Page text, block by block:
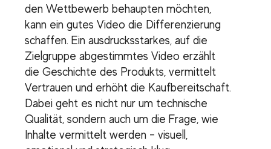
den Wettbewerb behaupten möchten,
kann ein gutes Video die Differenzierung
schaffen. Ein ausdrucksstarkes, auf die
Zielgruppe abgestimmtes Video erzählt
die Geschichte des Produkts, vermittelt
Vertrauen und erhöht die Kaufbereitschaft.
Dabei geht es nicht nur um technische
Qualität, sondern auch um die Frage, wie
Inhalte vermittelt werden – visuell,